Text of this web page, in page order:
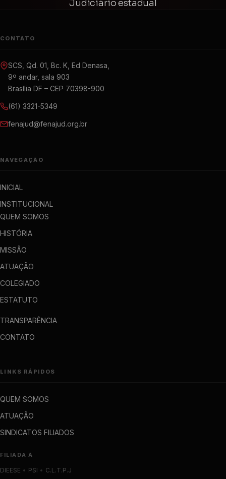
Judiciário estadual
CONTATO
SCS, Qd. 01, Bc. K, Ed Denasa,
9º andar, sala 903
Brasília DF – CEP 70398-900
(61) 3321-5349
fenajud@fenajud.org.br
NAVEGAÇÃO
INICIAL
INSTITUCIONAL
QUEM SOMOS
HISTÓRIA
MISSÃO
ATUAÇÃO
COLEGIADO
ESTATUTO
TRANSPARÊNCIA
CONTATO
LINKS RÁPIDOS
QUEM SOMOS
ATUAÇÃO
SINDICATOS FILIADOS
FILIADA À
DIEESE • PSI • C.L.T.P.J